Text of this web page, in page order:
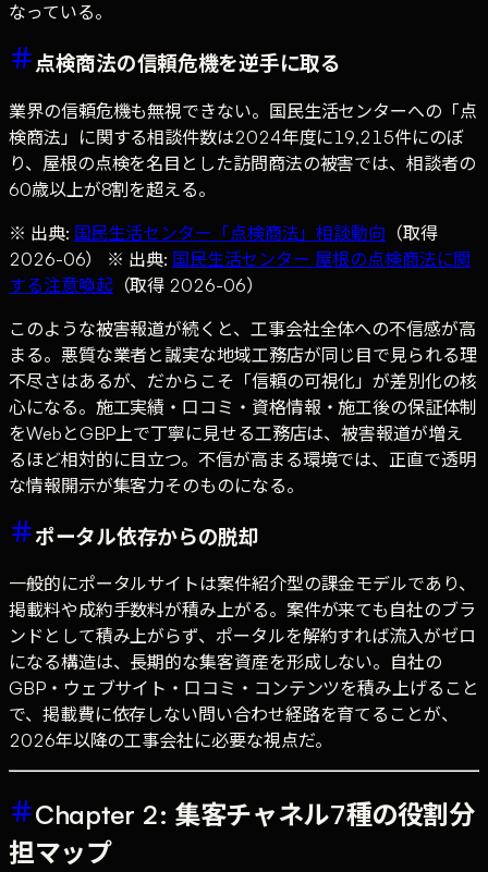
なっている。
点検商法の信頼危機を逆手に取る
業界の信頼危機も無視できない。国民生活センターへの「点
検商法」に関する相談件数は2024年度に19,215件にのぼ
り、屋根の点検を名目とした訪問商法の被害では、相談者の
60歳以上が8割を超える。
※ 出典: 国民生活センター「点検商法」相談動向 （取得
2026-06） ※ 出典: 国民生活センター 屋根の点検商法に関
する注意喚起（取得 2026-06）
このような被害報道が続くと、工事会社全体への不信感が高
まる。悪質な業者と誠実な地域工務店が同じ目で見られる理
不尽さはあるが、だからこそ「信頼の可視化」が差別化の核
心になる。施工実績・口コミ・資格情報・施工後の保証体制
をWebとGBP上で丁寧に見せる工務店は、被害報道が増え
るほど相対的に目立つ。不信が高まる環境では、正直で透明
な情報開示が集客力そのものになる。
ポータル依存からの脱却
一般的にポータルサイトは案件紹介型の課金モデルであり、
掲載料や成約手数料が積み上がる。案件が来ても自社のブラ
ンドとして積み上がらず、ポータルを解約すれば流入がゼロ
になる構造は、長期的な集客資産を形成しない。自社の
GBP・ウェブサイト・口コミ・コンテンツを積み上げること
で、掲載費に依存しない問い合わせ経路を育てることが、
2026年以降の工事会社に必要な視点だ。
Chapter 2: 集客チャネル7種の役割分
担マップ